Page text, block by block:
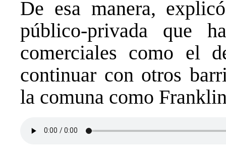
De esa manera,
público-privada que
comerciales como el
continuar con otros
la comuna como